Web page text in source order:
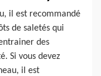
il est recommandé
de saletés qui
des
Si vous devez
il est